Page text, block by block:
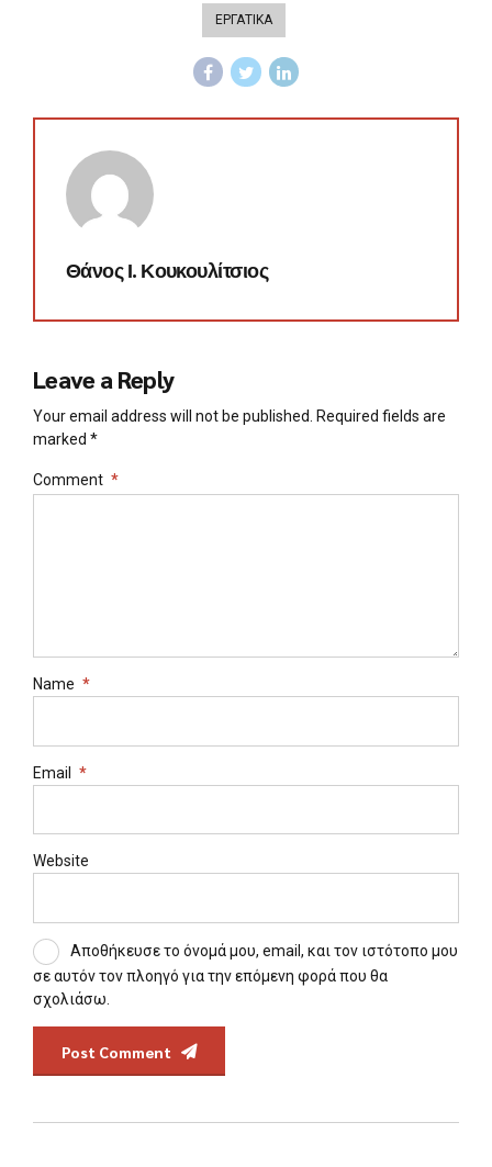
ΕΡΓΑΤΙΚΑ
Θάνος Ι. Κουκουλίτσιος
Leave a Reply
Your email address will not be published. Required fields are
marked *
Comment *
Name *
Email *
Website
Αποθήκευσε το όνομά μου, email, και τον ιστότοπο μου
σε αυτόν τον πλοηγό για την επόμενη φορά που θα
σχολιάσω.
Post Comment